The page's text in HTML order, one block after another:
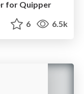
for Quipper
6 6.5k